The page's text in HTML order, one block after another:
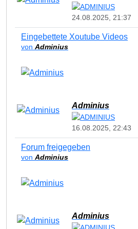
24.08.2025, 21:37
Eingebettete Xoutube Videos
von Adminius
Adminius
16.08.2025, 22:43
Forum freigegeben
von Adminius
Adminius